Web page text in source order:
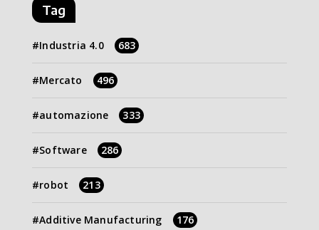
Tag
Industria 4.0 683
Mercato 496
automazione 333
Software 286
robot 213
Additive Manufacturing 176